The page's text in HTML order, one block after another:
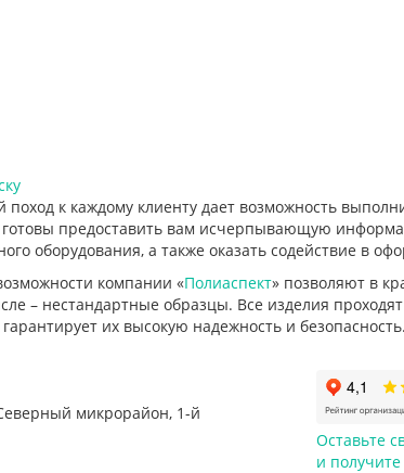
поход к каждому клиенту дает возможность
готовы предоставить вам исчерпывающую
оборудования, а также оказать содействие в
компании «Полиаспект» позволяют в
– нестандартные образцы. Все изделия
их высокую надежность и безопасность.
микрорайон, 1-й
Оставьте
и получите